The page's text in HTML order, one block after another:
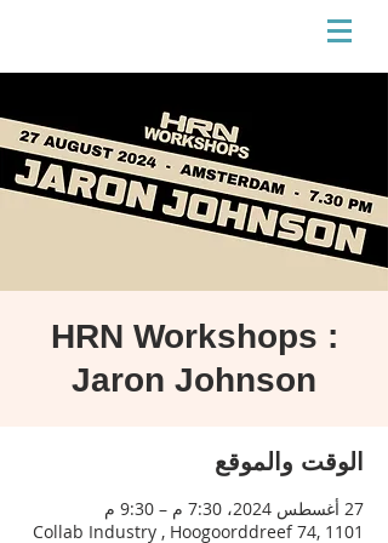
HRN Workshops :
Jaron Johnson
الوقت والموقع
27 أغسطس 2024، 7:30 م – 9:30 م
Collab Industry , Hoogoorddreef 74, 1101